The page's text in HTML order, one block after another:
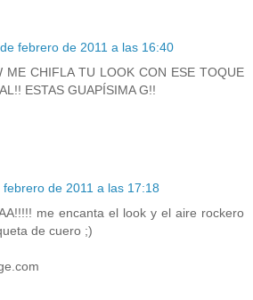
febrero de 2011 a las 16:40
ME CHIFLA TU LOOK CON ESE TOQUE
ESTAS GUAPÍSIMA G!!
febrero de 2011 a las 17:18
me encanta el look y el aire rockero
de cuero ;)